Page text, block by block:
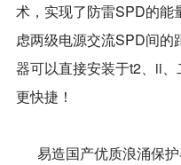
术，实现了防雷SPD的能
虑两级电源交流SPD间的
器可以直接安装于t2、 ii、
更快捷！
易造国产优质浪涌保护